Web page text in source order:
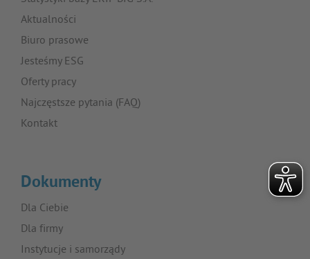
Aktualności
Biuro prasowe
Jesteśmy ESG
Oferty pracy
Najczęstsze pytania (FAQ)
Kontakt
Dokumenty
Dla Ciebie
Dla firmy
Instytucje i samorządy